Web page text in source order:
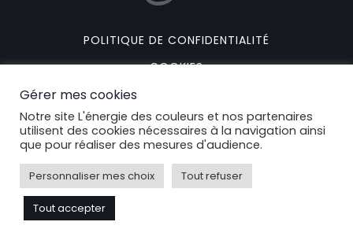
POLITIQUE DE CONFIDENTIALITÉ
COOKIES
MENTIONS LÉGALES
CONTACT
© 2024 L'énergie des couleurs
Gérer mes cookies
Notre site L'énergie des couleurs et nos partenaires
utilisent des cookies nécessaires à la navigation ainsi
que pour réaliser des mesures d'audience.
Personnaliser mes choix Tout refuser
Tout accepter